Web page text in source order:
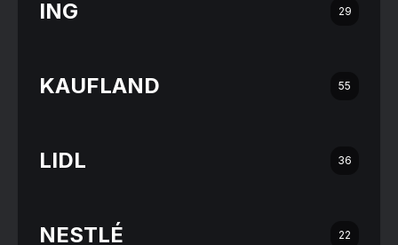
ING 29
KAUFLAND 55
LIDL 36
NESTLÉ 22